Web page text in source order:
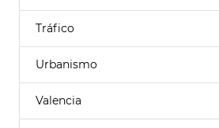
Tráfico
Urbanismo
Valencia